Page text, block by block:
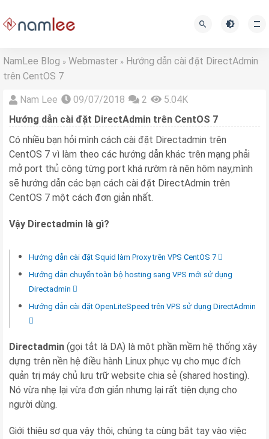
NamLee Blog » Webmaster » Hướng dẫn cài đặt DirectAdmin
trên CentOS 7
Nam Lee 09/07/2018 2
5.04K
Hướng dẫn cài đặt DirectAdmin trên CentOS 7
Có nhiều bạn hỏi mình cách cài đặt Directadmin trên
CentOS 7 vì làm theo các hướng dẫn khác trên mạng phải
mở port thủ công từng port khá rườm rà nên hôm nay,mình
sẽ hướng dẫn các bạn cách cài đặt DirectAdmin trên
CentOS 7 một cách đơn giản nhất.
Vậy Directadmin là gì?
Hướng dẫn cài đặt Squid làm Proxy trên VPS CentOS 7
Hướng dẫn chuyển toàn bộ hosting sang VPS mới sử dụng
Directadmin
Hướng dẫn cài đặt OpenLiteSpeed trên VPS sử dụng DirectAdmin
Directadmin (gọi tắt là DA) là một phần mềm hệ thống xây
dựng trên nền hệ điều hành Linux phục vụ cho mục đích
quản trị máy chủ lưu trữ website chia sẻ (shared hosting).
Nó vừa nhẹ lại vừa đơn giản nhưng lại rất tiện dụng cho
người dùng.
Giới thiệu sơ qua vậy thôi, chúng ta cùng bắt tay vào việc